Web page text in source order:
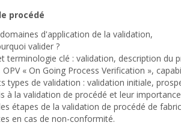
procédé
d'application de la validation,
valider ?
terminologie clé : validation, description du
OPV « On Going Process Verification »,
types de validation : validation initiale,
à la validation de procédé et leur
étapes de la validation de procédé de
en cas de non-conformité.